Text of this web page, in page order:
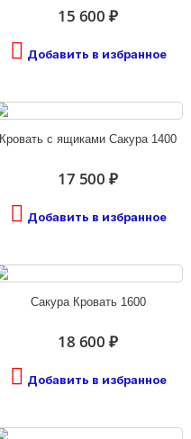
15 600 ₽
Добавить в избранное
Кровать с ящиками Сакура 1400
17 500 ₽
Добавить в избранное
Сакура Кровать 1600
18 600 ₽
Добавить в избранное